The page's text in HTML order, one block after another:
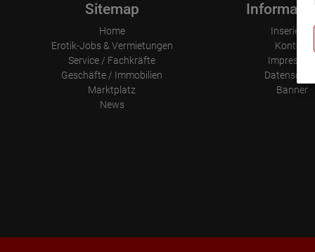
Sitemap
Home
Erotik-Jobs & Vermietungen
Service / Fachkräfte
Geschäfte / Immobilien
Marktplatz
News
Inserieren
Kontakt
Impressum
Datenschutz
Banner